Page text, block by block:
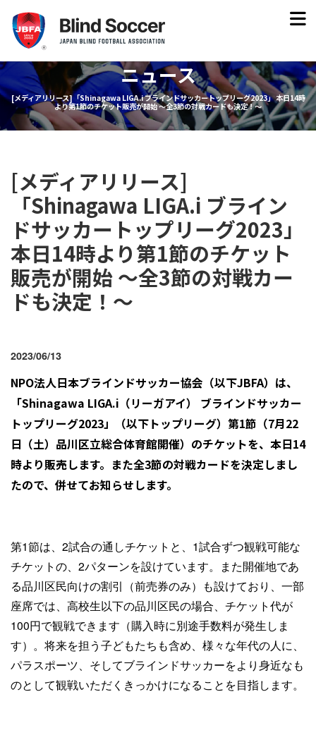
ニュース
[メディアリリース]「Shinagawa LIGA.i ブラインドサッカートップリーグ2023」 本日14時
より第1節のチケット販売が開始 〜全3節の対戦カードも決定！〜
[メディアリリース]
「Shinagawa LIGA.i ブライン
ドサッカートップリーグ2023」
本日14時より第1節のチケット
販売が開始 〜全3節の対戦カー
ドも決定！〜
2023/06/13
NPO法人日本ブラインドサッカー協会（以下JBFA）は、
「Shinagawa LIGA.i（リーガアイ） ブラインドサッカー
トップリーグ2023」（以下トップリーグ）第1節（7月22
日（土）品川区立総合体育館開催）のチケットを、本日14
時より販売します。また全3節の対戦カードを決定しまし
たので、併せてお知らせします。
第1節は、2試合の通しチケットと、1試合ずつ観戦可能な
チケットの、2パターンを設けています。また開催地であ
る品川区民向けの割引（前売券のみ）も設けており、一部
座席では、高校生以下の品川区民の場合、チケット代が
100円で観戦できます（購入時に別途手数料が発生しま
す）。将来を担う子どもたちも含め、様々な年代の人に、
パラスポーツ、そしてブラインドサッカーをより身近なも
のとして観戦いただくきっかけになることを目指します。